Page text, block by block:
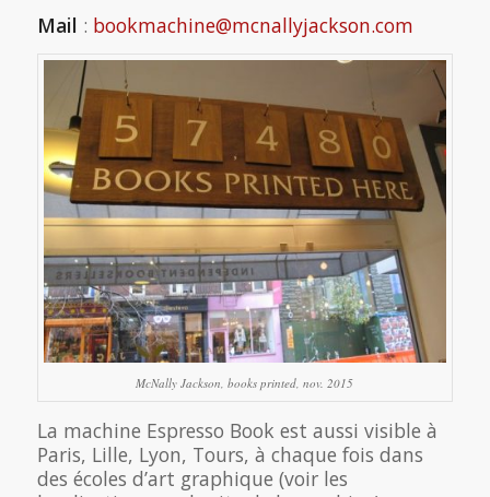
Mail : bookmachine@mcnallyjackson.com
McNally Jackson, books printed, nov. 2015
La machine Espresso Book est aussi visible à
Paris, Lille, Lyon, Tours, à chaque fois dans
des écoles d’art graphique (voir les